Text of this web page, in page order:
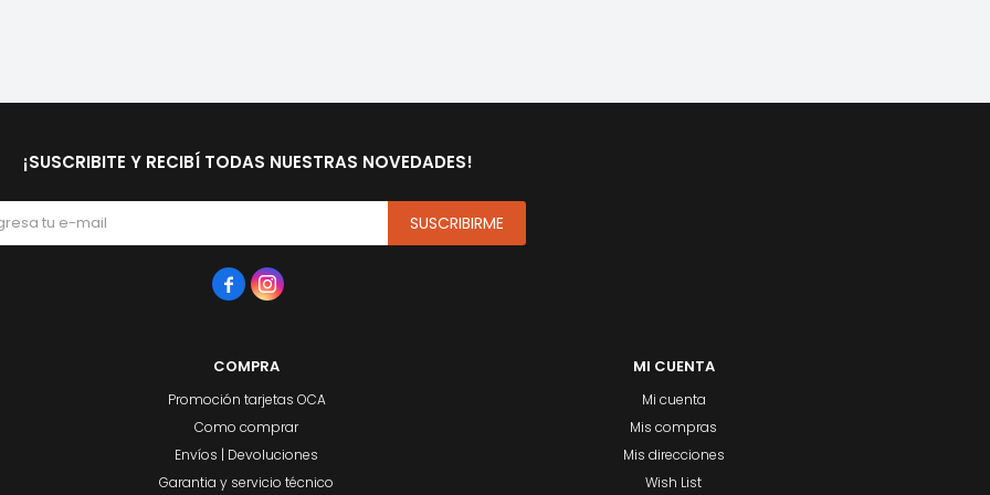
COMPRA
Promoción tarjetas OCA
Como comprar
Envíos | Devoluciones
Garantia y servicio técnico
MI CUENTA
Mi cuenta
Mis compras
Mis direcciones
Wish List
¡SUSCRIBITE Y RECIBÍ TODAS NUESTRAS NOVEDADES!
SUSCRIBIRME
 